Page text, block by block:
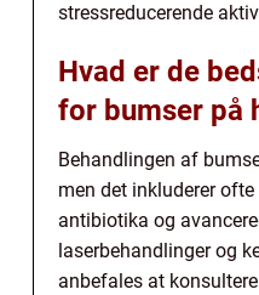
stressreducerende
Hvad er de
for bumser på
Behandlingen af
men det inkluderer
antibiotika og
laserbehandlinger og
anbefales at